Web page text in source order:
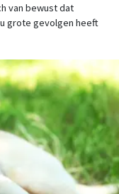
van bewust dat
grote gevolgen heeft